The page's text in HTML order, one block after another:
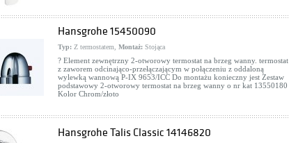
Hansgrohe 15450090
Typ: Z termostatem, Montaż: Stojąca
? Element zewnętrzny 2-otworowy termostat na brzeg wanny. termostat
z zaworem odcinająco-przełączającym w połączeniu z oddaloną
wylewką wannową P-IX 9653/ICC Do montażu konieczny jest Zestaw
podstawowy 2-otworowy termostat na brzeg wanny o nr kat 13550180
Kolor Chrom/złoto
Hansgrohe Talis Classic 14146820